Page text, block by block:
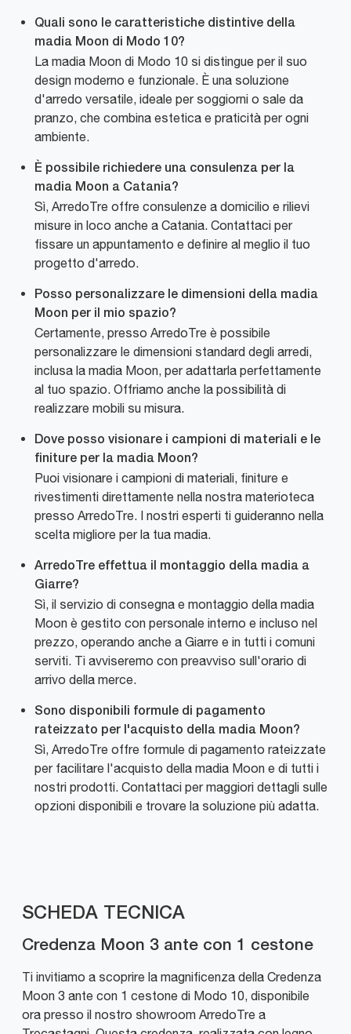
Quali sono le caratteristiche distintive della
madia Moon di Modo 10?
La madia Moon di Modo 10 si distingue per il suo
design moderno e funzionale. È una soluzione
d'arredo versatile, ideale per soggiorni o sale da
pranzo, che combina estetica e praticità per ogni
ambiente.
È possibile richiedere una consulenza per la
madia Moon a Catania?
Sì, ArredoTre offre consulenze a domicilio e rilievi
misure in loco anche a Catania. Contattaci per
fissare un appuntamento e definire al meglio il tuo
progetto d'arredo.
Posso personalizzare le dimensioni della madia
Moon per il mio spazio?
Certamente, presso ArredoTre è possibile
personalizzare le dimensioni standard degli arredi,
inclusa la madia Moon, per adattarla perfettamente
al tuo spazio. Offriamo anche la possibilità di
realizzare mobili su misura.
Dove posso visionare i campioni di materiali e le
finiture per la madia Moon?
Puoi visionare i campioni di materiali, finiture e
rivestimenti direttamente nella nostra materioteca
presso ArredoTre. I nostri esperti ti guideranno nella
scelta migliore per la tua madia.
ArredoTre effettua il montaggio della madia a
Giarre?
Sì, il servizio di consegna e montaggio della madia
Moon è gestito con personale interno e incluso nel
prezzo, operando anche a Giarre e in tutti i comuni
serviti. Ti avviseremo con preavviso sull'orario di
arrivo della merce.
Sono disponibili formule di pagamento
rateizzato per l'acquisto della madia Moon?
Sì, ArredoTre offre formule di pagamento rateizzate
per facilitare l'acquisto della madia Moon e di tutti i
nostri prodotti. Contattaci per maggiori dettagli sulle
opzioni disponibili e trovare la soluzione più adatta.
SCHEDA TECNICA
Credenza Moon 3 ante con 1 cestone
Ti invitiamo a scoprire la magnificenza della Credenza
Moon 3 ante con 1 cestone di Modo 10, disponibile
ora presso il nostro showroom ArredoTre a